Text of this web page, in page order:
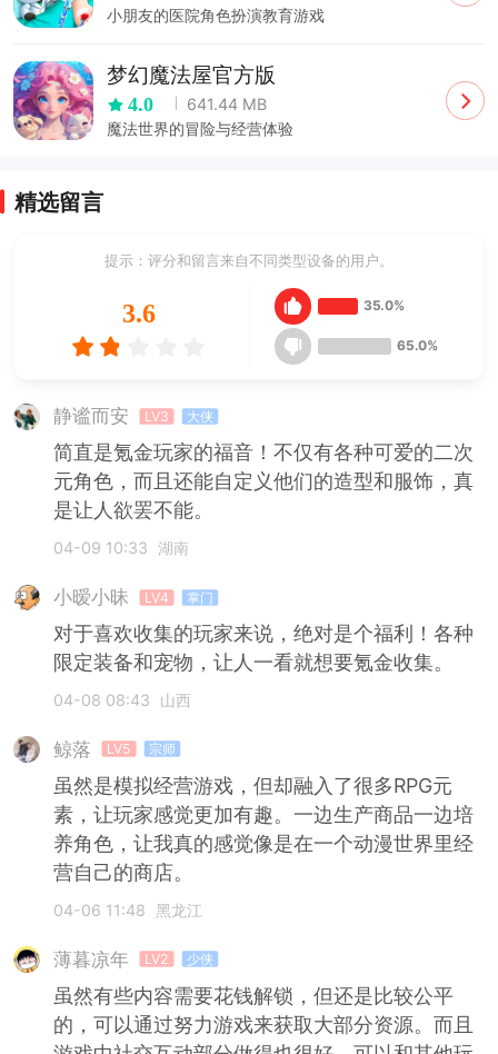
小朋友的医院角色扮演教育游戏
梦幻魔法屋官方版
4.0
641.44 MB
魔法世界的冒险与经营体验
精选留言
提示：评分和留言来自不同类型设备的用户。
3.6 35.0%
65.0%
静谧而安 LV3 大侠
简直是氪金玩家的福音！不仅有各种可爱的二次
元角色，而且还能自定义他们的造型和服饰，真
是让人欲罢不能。
04-09 10:33 湖南
小暧小昧 LV4 掌门
对于喜欢收集的玩家来说，绝对是个福利！各种
限定装备和宠物，让人一看就想要氪金收集。
04-08 08:43 山西
鲸落 LV5 宗师
虽然是模拟经营游戏，但却融入了很多RPG元
素，让玩家感觉更加有趣。一边生产商品一边培
养角色，让我真的感觉像是在一个动漫世界里经
营自己的商店。
04-06 11:48 黑龙江
薄暮凉年 LV2 少侠
虽然有些内容需要花钱解锁，但还是比较公平
的，可以通过努力游戏来获取大部分资源。而且